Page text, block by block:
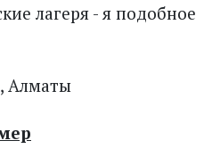
лагеря - я подобное
Алматы